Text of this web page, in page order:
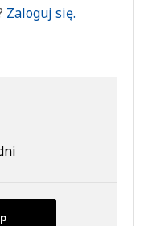
Zaloguj się.